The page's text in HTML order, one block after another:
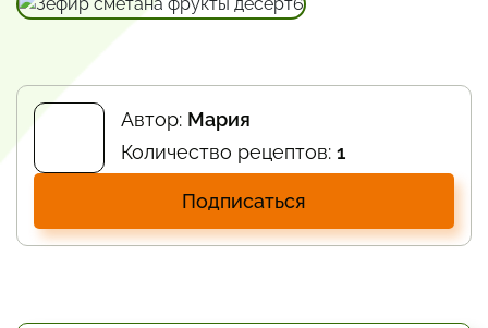
Автор: Мария
Количество рецептов: 1
Подписаться